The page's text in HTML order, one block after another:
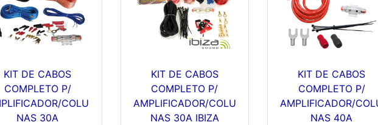
KIT DE CABOS
COMPLETO P/
COLU
NAS 30A
KIT DE CABOS
COMPLETO P/
AMPLIFICADOR/COLU
NAS 30A IBIZA
KIT DE CABOS
COMPLETO P/
AMPLIFICADOR/
NAS 40A